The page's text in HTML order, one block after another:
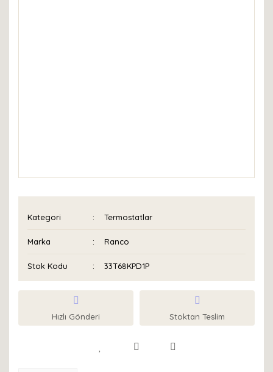
Kategori Termostatlar
Marka Ranco
Stok Kodu 33T68KPD1P
Hızlı Gönderi Stoktan Teslim